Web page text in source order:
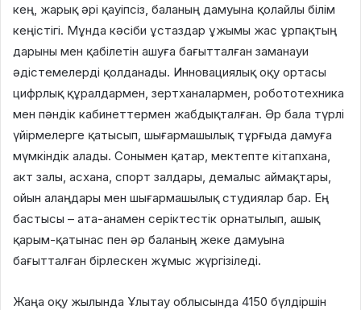
кең, жарық әрі қауіпсіз, баланың дамуына қолайлы білім
кеңістігі. Мұнда кәсіби ұстаздар ұжымы жас ұрпақтың
дарыны мен қабілетін ашуға бағытталған заманауи
әдістемелерді қолданады. Инновациялық оқу ортасы
цифрлық құралдармен, зертханалармен, робототехника
мен пәндік кабинеттермен жабдықталған. Әр бала түрлі
үйірмелерге қатысып, шығармашылық тұрғыда дамуға
мүмкіндік алады. Сонымен қатар, мектепте кітапхана,
акт залы, асхана, спорт залдары, демалыс аймақтары,
ойын алаңдары мен шығармашылық студиялар бар. Ең
бастысы – ата-анамен серіктестік орнатылып, ашық
қарым-қатынас пен әр баланың жеке дамуына
бағытталған бірлескен жұмыс жүргізіледі.
Жаңа оқу жылында Ұлытау облысында 4150 бүлдіршін